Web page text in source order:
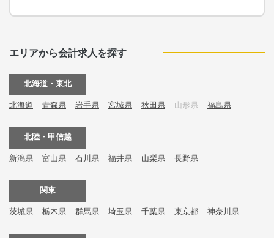
エリアから会計求人を探す
北海道・東北
北海道 青森県 岩手県 宮城県 秋田県 山形県 福島県
北陸・甲信越
新潟県 富山県 石川県 福井県 山梨県 長野県
関東
茨城県 栃木県 群馬県 埼玉県 千葉県 東京都 神奈川県